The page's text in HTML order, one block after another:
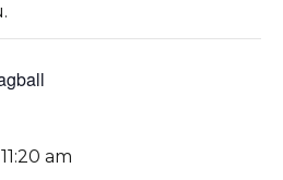
11:20 am